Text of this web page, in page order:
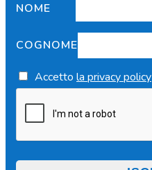
NOME
COGNOME
Accetto la privacy policy